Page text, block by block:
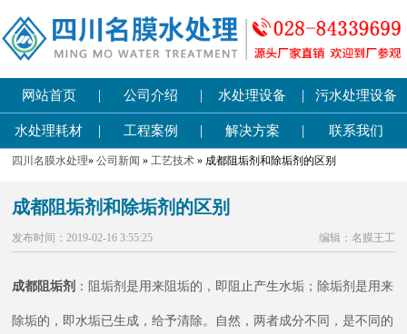
网站首页 | 公司介绍 | 水处理设备 | 污水处理设备
水处理耗材 | 工程案例 | 解决方案 | 联系我们
四川名膜水处理»公司新闻 »工艺技术 » 成都阻垢剂和除垢剂的区别
成都阻垢剂和除垢剂的区别
发布时间：2019-02-16 3:55:25 编辑：名膜王工
成都阻垢剂 ：阻垢剂是用来阻垢的，即阻止产生水垢；除垢剂是用来
除垢的，即水垢已生成，给予清除。自然，两者成分不同，是不同的